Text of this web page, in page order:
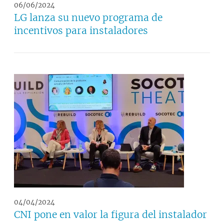
06/06/2024
LG lanza su nuevo programa de
incentivos para instaladores
04/04/2024
CNI pone en valor la figura del instalador